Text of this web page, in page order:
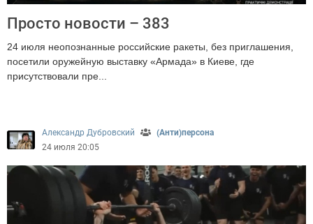
Просто новости – 383
24 июля неопознанные российские ракеты, без приглашения,
посетили оружейную выставку «Армада» в Киеве, где
присутствовали пре...
Александр Дубровский
(Анти)персона
24 июля 20:05